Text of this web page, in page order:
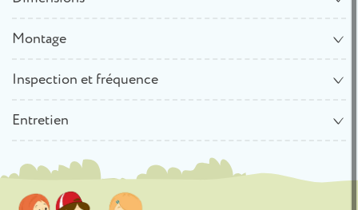
Montage
Inspection et fréquence
Entretien